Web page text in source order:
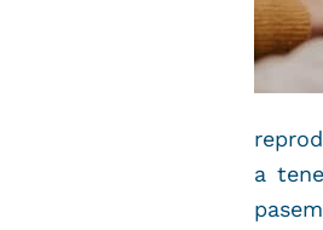
a